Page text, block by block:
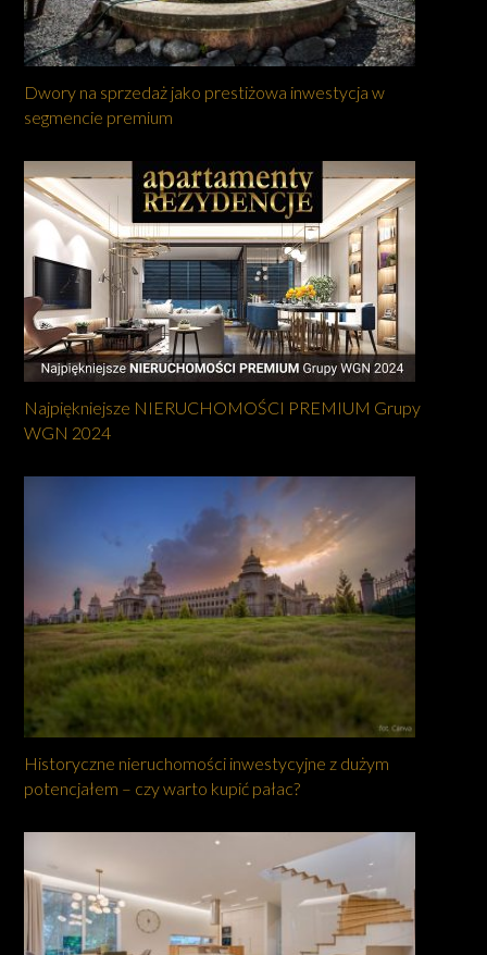
Dwory na sprzedaż jako prestiżowa inwestycja w
segmencie premium
Najpiękniejsze NIERUCHOMOŚCI PREMIUM Grupy
WGN 2024
Historyczne nieruchomości inwestycyjne z dużym
potencjałem – czy warto kupić pałac?